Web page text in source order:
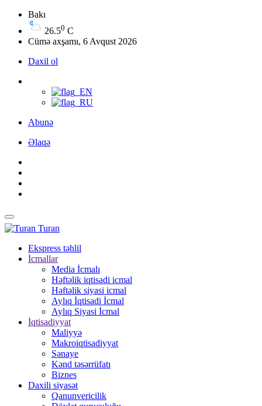
Bakı
26.50 C
Cümə axşamı, 6 Avqust 2026
Daxil ol
Abunə
Əlaqə
Turan
Ekspress təhlil
İcmallar
Media İcmalı
Həftəlik iqtisadi icmal
Həftəlik siyasi icmal
Aylıq İqtisadi İcmal
Aylıq Siyasi İcmal
İqtisadiyyat
Maliyyə
Makroiqtisadiyyat
Sənaye
Kənd təsərrüfatı
Biznes
Daxili siyasət
Qanunvericilik